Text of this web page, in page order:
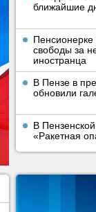
ближайшие
свободы за
иностранца
В Пензе в
обновили
В
«Ракетная